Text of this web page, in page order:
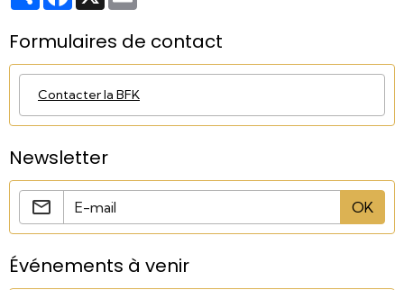
Formulaires de contact
Contacter la BFK
Newsletter
OK
Événements à venir